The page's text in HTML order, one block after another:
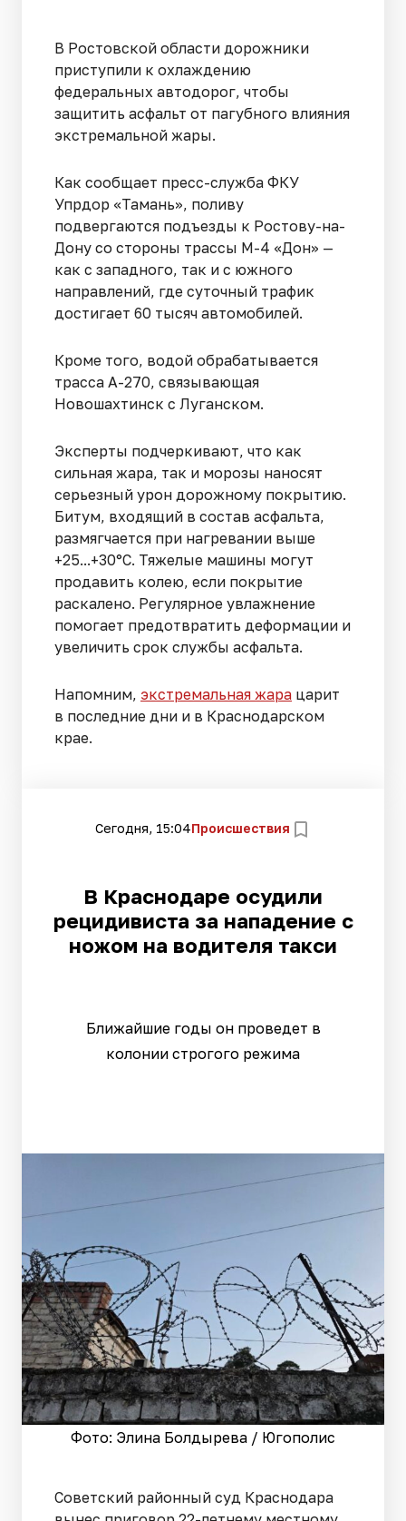
В Ростовской области дорожники
приступили к охлаждению
федеральных автодорог, чтобы
защитить асфальт от пагубного влияния
экстремальной жары.
Как сообщает пресс-служба ФКУ
Упрдор «Тамань», поливу
подвергаются подъезды к Ростову-на-
Дону со стороны трассы М-4 «Дон» —
как с западного, так и с южного
направлений, где суточный трафик
достигает 60 тысяч автомобилей.
Кроме того, водой обрабатывается
трасса А-270, связывающая
Новошахтинск с Луганском.
Эксперты подчеркивают, что как
сильная жара, так и морозы наносят
серьезный урон дорожному покрытию.
Битум, входящий в состав асфальта,
размягчается при нагревании выше
+25...+30°C. Тяжелые машины могут
продавить колею, если покрытие
раскалено. Регулярное увлажнение
помогает предотвратить деформации и
увеличить срок службы асфальта.
Напомним, экстремальная жара царит
в последние дни и в Краснодарском
крае.
Сегодня, 15:04Происшествия
В Краснодаре осудили
рецидивиста за нападение с
ножом на водителя такси
Ближайшие годы он проведет в
колонии строгого режима
Фото: Элина Болдырева / Югополис
Советский районный суд Краснодара